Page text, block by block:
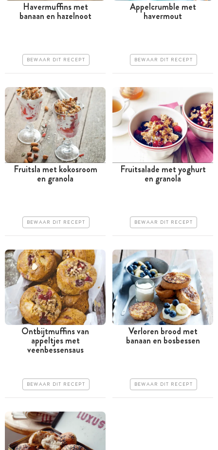
Tussen 30 minuten en 1
Havermuffins met
banaan en hazelnoot
BEWAAR DIT RECEPT
Tussen 30 minuten en 1
Appelcrumble met
havermout
BEWAAR DIT RECEPT
Tussen 30 minuten en 1
Fruitsla met kokosroom
en granola
BEWAAR DIT RECEPT
Tussen 30 minuten en 1
Fruitsalade met yoghurt
en granola
BEWAAR DIT RECEPT
Tussen 30 minuten en 1
Ontbijtmuffins van
appeltjes met
veenbessensaus
BEWAAR DIT RECEPT
Minder dan 30 minuten
Erg makkelijk
Verloren brood met
banaan en bosbessen
BEWAAR DIT RECEPT